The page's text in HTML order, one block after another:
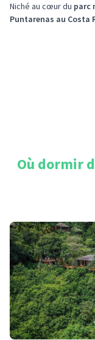
Niché au cœur du parc
Puntarenas au Costa
Où dormir